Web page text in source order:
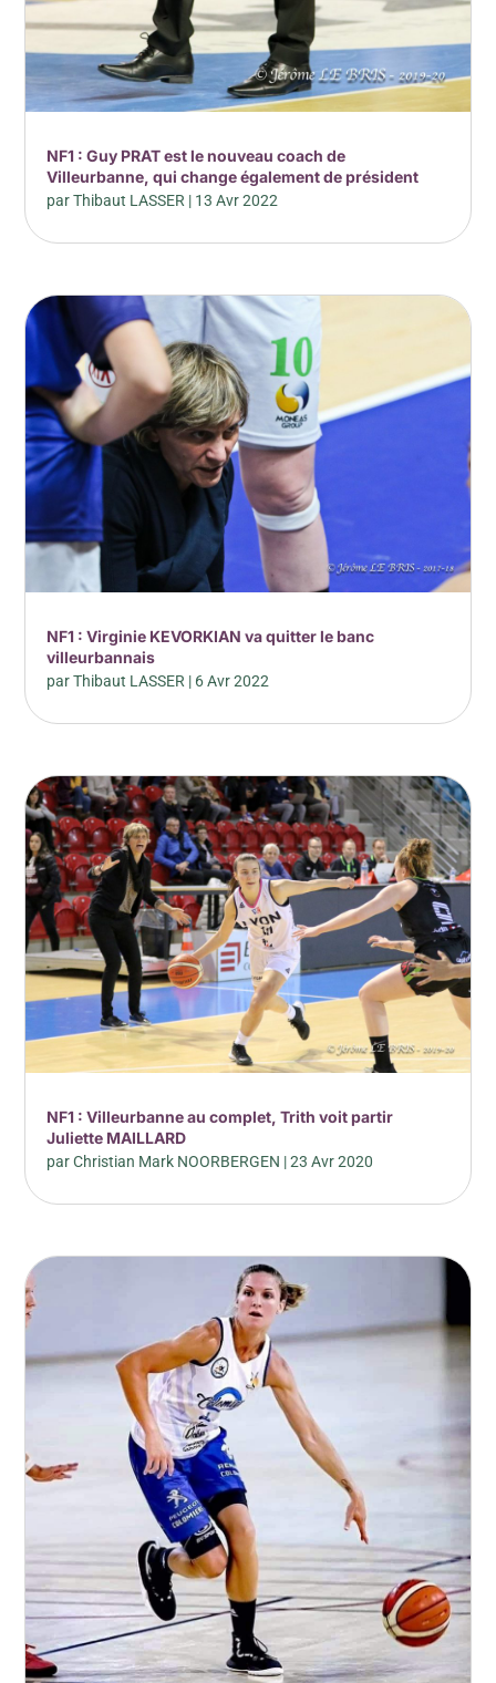
NF1 : Guy PRAT est le nouveau coach de
Villeurbanne, qui change également de président
parThibaut LASSER | 13 Avr 2022
NF1 : Virginie KEVORKIAN va quitter le banc
villeurbannais
parThibaut LASSER | 6 Avr 2022
NF1 : Villeurbanne au complet, Trith voit partir
Juliette MAILLARD
parChristian Mark NOORBERGEN |23 Avr 2020